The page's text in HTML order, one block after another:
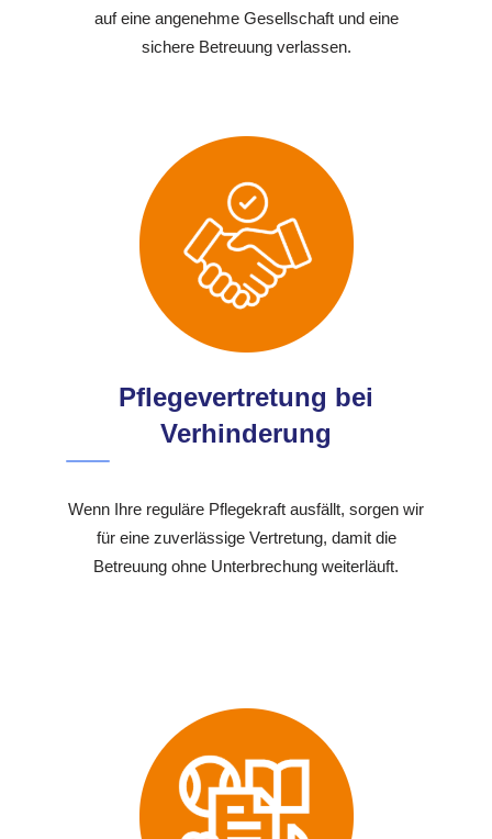
auf eine angenehme Gesellschaft und eine
sichere Betreuung verlassen.
Pflegevertretung bei
Verhinderung
Wenn Ihre reguläre Pflegekraft ausfällt, sorgen wir
für eine zuverlässige Vertretung, damit die
Betreuung ohne Unterbrechung weiterläuft.